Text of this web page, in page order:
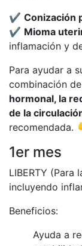
✔️ Conización
✔️ Mioma
inflamación y
Para ayudar a
combinación de
hormonal, la
de la
recomendada.
1er mes
LIBERTY (Para
incluyendo
Beneficios:
Ayuda a